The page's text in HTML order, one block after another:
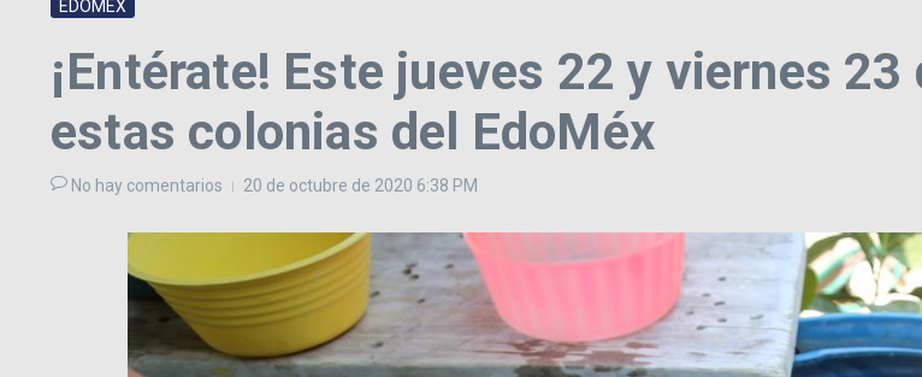
EDOMÉX
¡Entérate! Este jueves 22 y viernes
estas colonias del EdoMéx
No hay comentarios 20 de octubre de 2020 6:38 PM